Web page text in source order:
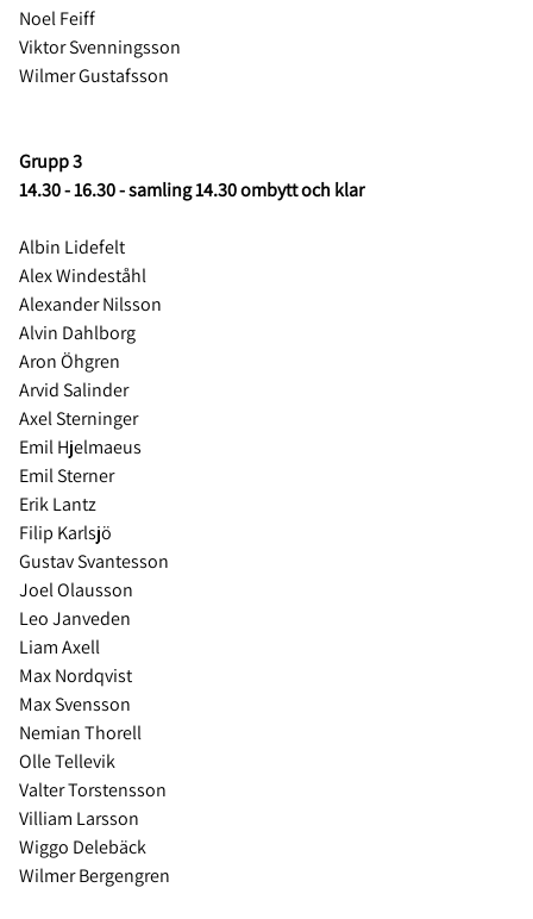
Noel Feiff
Viktor Svenningsson
Wilmer Gustafsson
Grupp 3
14.30 - 16.30 - samling 14.30 ombytt och klar
Albin Lidefelt
Alex Windeståhl
Alexander Nilsson
Alvin Dahlborg
Aron Öhgren
Arvid Salinder
Axel Sterninger
Emil Hjelmaeus
Emil Sterner
Erik Lantz
Filip Karlsjö
Gustav Svantesson
Joel Olausson
Leo Janveden
Liam Axell
Max Nordqvist
Max Svensson
Nemian Thorell
Olle Tellevik
Valter Torstensson
Villiam Larsson
Wiggo Delebäck
Wilmer Bergengren